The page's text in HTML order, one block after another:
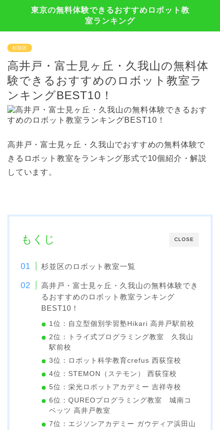
東京の無料体験できるおすすめロボット教
室ランキング
杉並区
高井戸・富士見ヶ丘・久我山の無料体
験できるおすすめのロボット教室ラ
ンキングBEST10！
高井戸・富士見ヶ丘・久我山でおすすめの無料体験で
きるロボット教室をランキング形式で10個紹介・解説
しています。
CLOSE
もくじ
杉並区のロボット教室一覧
高井戸・富士見ヶ丘・久我山の無料体験でき
るおすすめのロボット教室ランキング
BEST10！
1位：自立型個別学習塾Hikari 高井戸駅前校
2位：トライ式プログラミング教室 久我山
駅前校
3位：ロボット科学教育crefus 西荻窪校
4位：STEMON（ステモン） 西荻窪校
5位：栄光ロボットアカデミー 吉祥寺校
6位：QUREOプログラミング教室 城南コ
ベッツ 高井戸教室
7位：エジソンアカデミー ガウディア浜田山